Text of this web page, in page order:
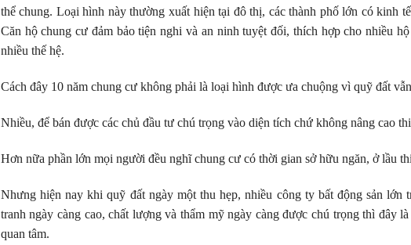
thể chung. Loại hình này thường xuất hiện tại đô thị, các thành phố lớn có kinh
Căn hộ chung cư đảm bảo tiện nghi và an ninh tuyệt đối, thích hợp cho nhiều
nhiều thế hệ.
Cách đây 10 năm chung cư không phải là loại hình được ưa chuộng vì quỹ đất
Nhiều, để bán được các chủ đầu tư chú trọng vào diện tích chứ không nâng cao
Hơn nữa phần lớn mọi người đều nghĩ chung cư có thời gian sở hữu ngăn, ở lầu
Nhưng hiện nay khi quỹ đất ngày một thu hẹp, nhiều công ty bất động sản lớn
tranh ngày càng cao, chất lượng và thẩm mỹ ngày càng được chú trọng thì đây
quan tâm.